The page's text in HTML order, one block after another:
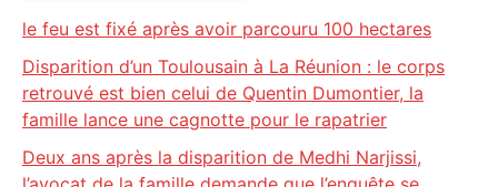
le feu est fixé après avoir parcouru 100 hectares
Disparition d’un Toulousain à La Réunion : le corps
retrouvé est bien celui de Quentin Dumontier, la
famille lance une cagnotte pour le rapatrier
Deux ans après la disparition de Medhi Narjissi,